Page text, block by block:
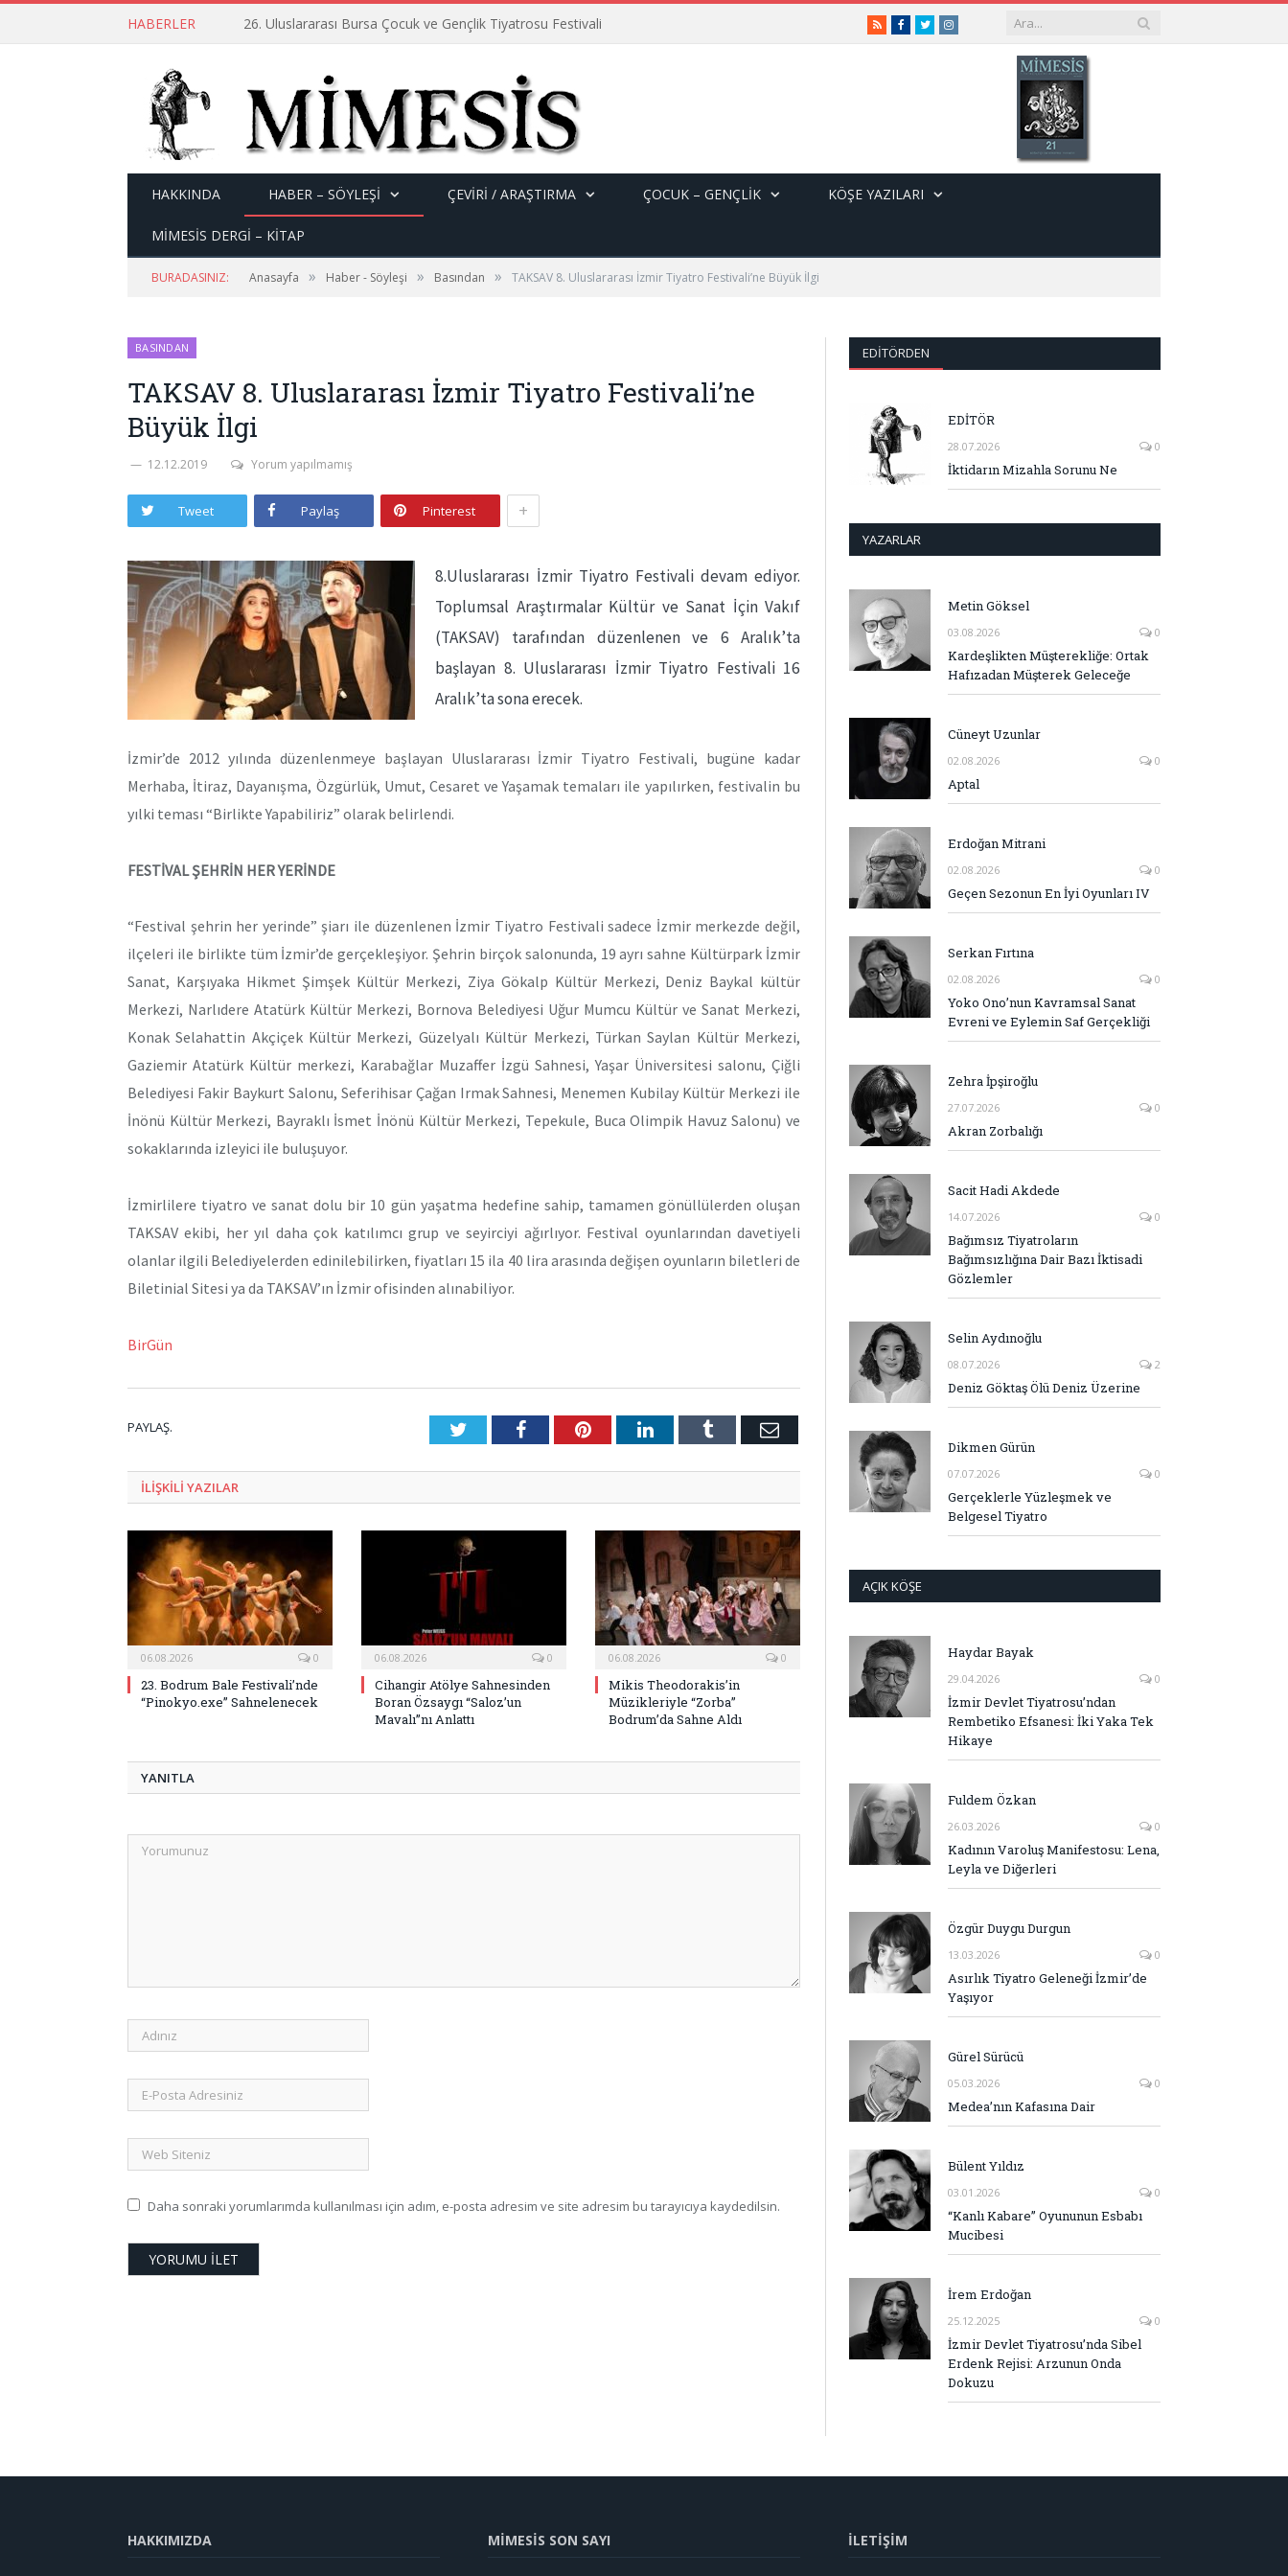
HABERLER 26. Uluslararası Bursa Çocuk ve Gençlik Tiyatrosu Festivali RSSFacebook
TwitterInstagram
HAKKINDA HABER – SÖYLEŞI ÇEVİRİ / ARAŞTIRMA ÇOCUK – GENÇLIK KÖŞE YAZILARI
MİMESİS DERGİ – KİTAP
BURADASINIZ: Anasayfa » Haber - Söyleşi » Basından » TAKSAV 8. Uluslararası İzmir Tiyatro Festivali’ne Büyük İlgi
BASINDAN
TAKSAV 8. Uluslararası İzmir Tiyatro Festivali’ne
Büyük İlgi
12.12.2019 Yorum yapılmamış
Tweet Paylaş Pinterest +
8.Uluslararası İzmir Tiyatro Festivali devam ediyor.
Toplumsal Araştırmalar Kültür ve Sanat İçin Vakıf
(TAKSAV) tarafından düzenlenen ve 6 Aralık’ta
başlayan 8. Uluslararası İzmir Tiyatro Festivali 16
Aralık’ta sona erecek.
İzmir’de 2012 yılında düzenlenmeye başlayan Uluslararası İzmir Tiyatro Festivali, bugüne kadar
Merhaba, İtiraz, Dayanışma, Özgürlük, Umut, Cesaret ve Yaşamak temaları ile yapılırken, festivalin bu
yılki teması “Birlikte Yapabiliriz” olarak belirlendi.
FESTİVAL ŞEHRİN HER YERİNDE
“Festival şehrin her yerinde” şiarı ile düzenlenen İzmir Tiyatro Festivali sadece İzmir merkezde değil,
ilçeleri ile birlikte tüm İzmir’de gerçekleşiyor. Şehrin birçok salonunda, 19 ayrı sahne Kültürpark İzmir
Sanat, Karşıyaka Hikmet Şimşek Kültür Merkezi, Ziya Gökalp Kültür Merkezi, Deniz Baykal kültür
Merkezi, Narlıdere Atatürk Kültür Merkezi, Bornova Belediyesi Uğur Mumcu Kültür ve Sanat Merkezi,
Konak Selahattin Akçiçek Kültür Merkezi, Güzelyalı Kültür Merkezi, Türkan Saylan Kültür Merkezi,
Gaziemir Atatürk Kültür merkezi, Karabağlar Muzaffer İzgü Sahnesi, Yaşar Üniversitesi salonu, Çiğli
Belediyesi Fakir Baykurt Salonu, Seferihisar Çağan Irmak Sahnesi, Menemen Kubilay Kültür Merkezi ile
İnönü Kültür Merkezi, Bayraklı İsmet İnönü Kültür Merkezi, Tepekule, Buca Olimpik Havuz Salonu) ve
sokaklarında izleyici ile buluşuyor.
İzmirlilere tiyatro ve sanat dolu bir 10 gün yaşatma hedefine sahip, tamamen gönüllülerden oluşan
TAKSAV ekibi, her yıl daha çok katılımcı grup ve seyirciyi ağırlıyor. Festival oyunlarından davetiyeli
olanlar ilgili Belediyelerden edinilebilirken, fiyatları 15 ila 40 lira arasında değişen oyunların biletleri de
Biletinial Sitesi ya da TAKSAV’ın İzmir ofisinden alınabiliyor.
BirGün
PAYLAŞ. TwitterFacebookPinterestLinkedInTumblr E-
ILIŞKILI YAZILAR
06.08.2026 0
23. Bodrum Bale Festivali’nde
“Pinokyo.exe” Sahnelenecek
06.08.2026 0
Cihangir Atölye Sahnesinden
Boran Özsaygı “Saloz’un
Mavalı”nı Anlattı
06.08.2026 0
Mikis Theodorakis’in
Müzikleriyle “Zorba”
Bodrum’da Sahne Aldı
YANITLA
Daha sonraki yorumlarımda kullanılması için adım, e-posta adresim ve site adresim bu tarayıcıya kaydedilsin.
EDITÖRDEN
EDİTÖR
28.07.2026 0
İktidarın Mizahla Sorunu Ne
YAZARLAR
Metin Göksel
03.08.2026 0
Kardeşlikten Müşterekliğe: Ortak
Hafızadan Müşterek Geleceğe
Cüneyt Uzunlar
02.08.2026 0
Aptal
Erdoğan Mitrani
02.08.2026 0
Geçen Sezonun En İyi Oyunları IV
Serkan Fırtına
02.08.2026 0
Yoko Ono’nun Kavramsal Sanat
Evreni ve Eylemin Saf Gerçekliği
Zehra İpşiroğlu
27.07.2026 0
Akran Zorbalığı
Sacit Hadi Akdede
14.07.2026 0
Bağımsız Tiyatroların
Bağımsızlığına Dair Bazı İktisadi
Gözlemler
Selin Aydınoğlu
08.07.2026 2
Deniz Göktaş Ölü Deniz Üzerine
Dikmen Gürün
07.07.2026 0
Gerçeklerle Yüzleşmek ve
Belgesel Tiyatro
AÇIK KÖŞE
Haydar Bayak
29.04.2026 0
İzmir Devlet Tiyatrosu’ndan
Rembetiko Efsanesi: İki Yaka Tek
Hikaye
Fuldem Özkan
26.03.2026 0
Kadının Varoluş Manifestosu: Lena,
Leyla ve Diğerleri
Özgür Duygu Durgun
13.03.2026 0
Asırlık Tiyatro Geleneği İzmir’de
Yaşıyor
Gürel Sürücü
05.03.2026 0
Medea’nın Kafasına Dair
Bülent Yıldız
03.01.2026 0
“Kanlı Kabare” Oyununun Esbabı
Mucibesi
İrem Erdoğan
25.12.2025 0
İzmir Devlet Tiyatrosu’nda Sibel
Erdenk Rejisi: Arzunun Onda
Dokuzu
HAKKIMIZDA MİMESİS SON SAYI İLETİŞİM